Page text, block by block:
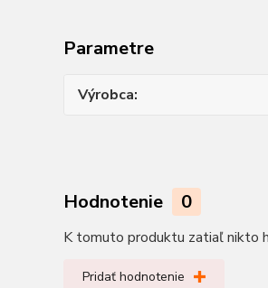
Parametre
Výrobca
Hodnotenie 0
K tomuto produktu zatiaľ nikto
Pridať hodnotenie